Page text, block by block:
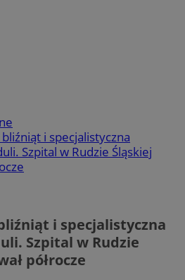
i specjalistyczna
Szpital w Rudzie Śląskiej
i specjalistyczna
Szpital w Rudzie
półrocze